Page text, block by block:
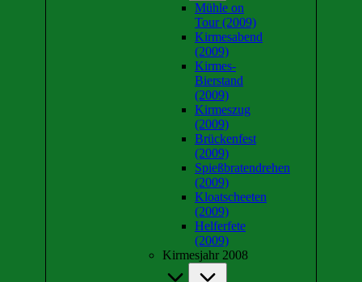
Mühle on
Tour (2009)
Kirmesabend
(2009)
Kirmes-
Bierstand
(2009)
Kirmeszug
(2009)
Brückenfest
(2009)
Spießbratendrehen
(2009)
Kloatscheeten
(2009)
Helferfete
(2009)
Kirmesjahr 2008